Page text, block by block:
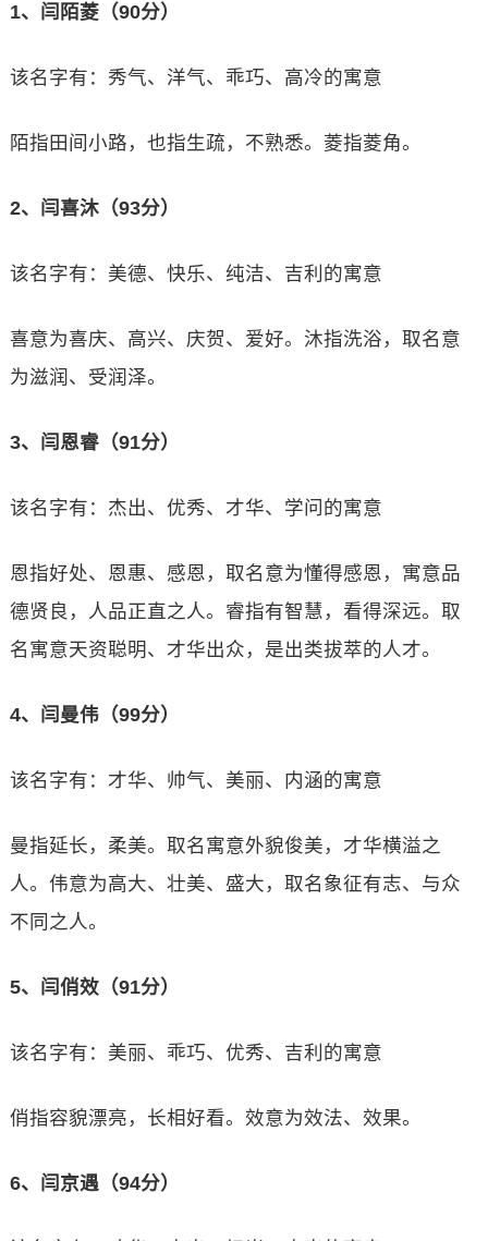
1、闫陌菱（90分）
该名字有：秀气、洋气、乖巧、高冷的寓意
陌指田间小路，也指生疏，不熟悉。菱指菱角。
2、闫喜沐（93分）
该名字有：美德、快乐、纯洁、吉利的寓意
喜意为喜庆、高兴、庆贺、爱好。沐指洗浴，取名意
为滋润、受润泽。
3、闫恩睿（91分）
该名字有：杰出、优秀、才华、学问的寓意
恩指好处、恩惠、感恩，取名意为懂得感恩，寓意品
德贤良，人品正直之人。睿指有智慧，看得深远。取
名寓意天资聪明、才华出众，是出类拔萃的人才。
4、闫曼伟（99分）
该名字有：才华、帅气、美丽、内涵的寓意
曼指延长，柔美。取名寓意外貌俊美，才华横溢之
人。伟意为高大、壮美、盛大，取名象征有志、与众
不同之人。
5、闫俏效（91分）
该名字有：美丽、乖巧、优秀、吉利的寓意
俏指容貌漂亮，长相好看。效意为效法、效果。
6、闫京遇（94分）